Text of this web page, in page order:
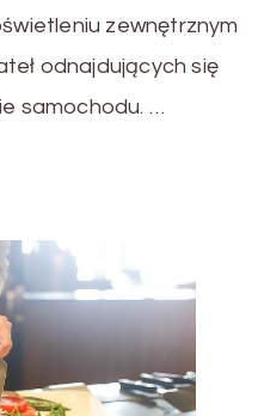
zewnętrznym
odnajdujących się
samochodu. …